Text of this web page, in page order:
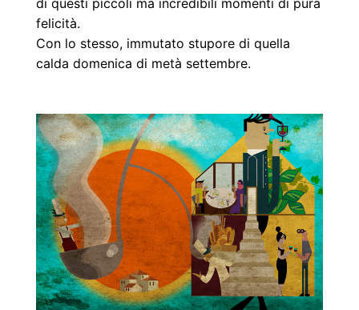
felicità.
Con lo stesso, immutato stupore di quella
calda domenica di metà settembre.